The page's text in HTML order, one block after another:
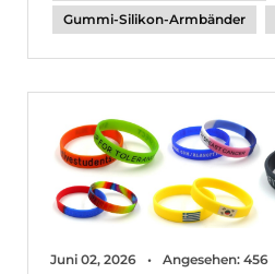
Gummi-Silikon-Armbänder
Juni 02, 2026 Angesehen: 456